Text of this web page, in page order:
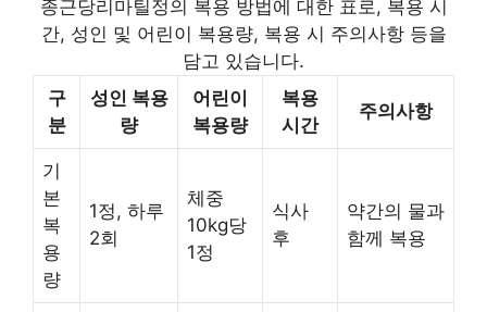
종근당리마틸정의 복용 방법에 대한 표로, 복용 시
간, 성인 및 어린이 복용량, 복용 시 주의사항 등을
담고 있습니다.
구
분
성인 복용
량
어린이
복용량
복용
시간
주의사항
기
본
복
용
량
1정, 하루
2회
체중
10kg당
1정
식사
후
약간의 물과
함께 복용